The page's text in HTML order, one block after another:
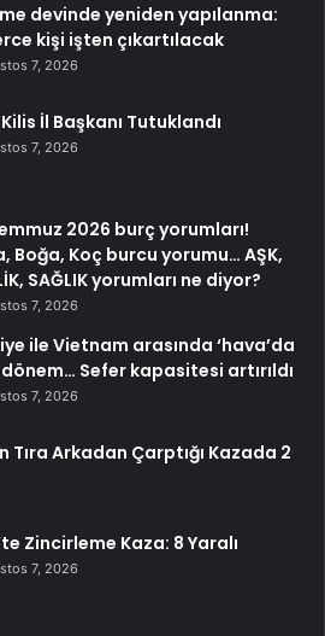
devinde yeniden yapılanma:
kişi işten çıkartılacak
7, 2026
Kilis İl Başkanı Tutuklandı
7, 2026
2026 burç yorumları!
Boğa, Koç burcu yorumu… AŞK,
SAĞLIK yorumları ne diyor?
7, 2026
ile Vietnam arasında ‘hava’da
Sefer kapasitesi artırıldı
7, 2026
Tıra Arkadan Çarptığı Kazada 2
Zincirleme Kaza: 8 Yaralı
7, 2026